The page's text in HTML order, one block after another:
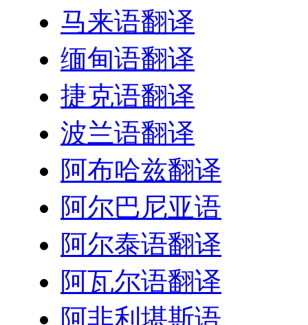
马来语翻译
缅甸语翻译
捷克语翻译
波兰语翻译
阿布哈兹翻译
阿尔巴尼亚语
阿尔泰语翻译
阿瓦尔语翻译
阿非利堪斯语